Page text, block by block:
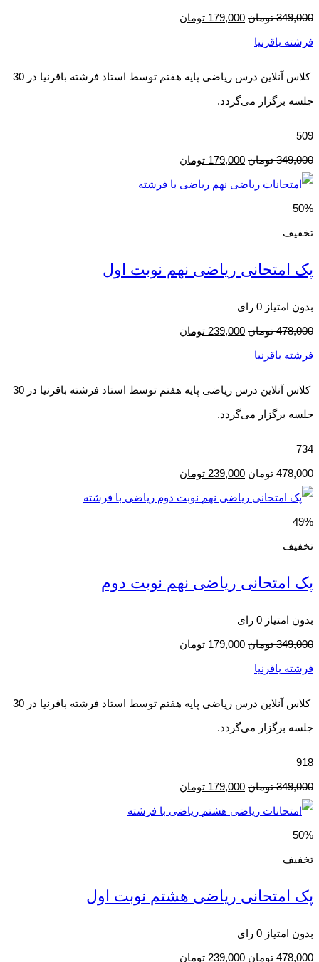
349,000 تومان 179,000 تومان
فرشته باقرنیا
کلاس آنلاین درس ریاضی پایه هفتم توسط استاد فرشته باقرنیا در 30
جلسه برگزار می‌گردد.
509
349,000 تومان 179,000 تومان
50%
تخفیف
پک امتحانی ریاضی نهم نوبت اول
بدون امتیاز 0 رای
478,000 تومان 239,000 تومان
فرشته باقرنیا
کلاس آنلاین درس ریاضی پایه هفتم توسط استاد فرشته باقرنیا در 30
جلسه برگزار می‌گردد.
734
478,000 تومان 239,000 تومان
49%
تخفیف
پک امتحانی ریاضی نهم نوبت دوم
بدون امتیاز 0 رای
349,000 تومان 179,000 تومان
فرشته باقرنیا
کلاس آنلاین درس ریاضی پایه هفتم توسط استاد فرشته باقرنیا در 30
جلسه برگزار می‌گردد.
918
349,000 تومان 179,000 تومان
50%
تخفیف
پک امتحانی ریاضی هشتم نوبت اول
بدون امتیاز 0 رای
478,000 تومان 239,000 تومان